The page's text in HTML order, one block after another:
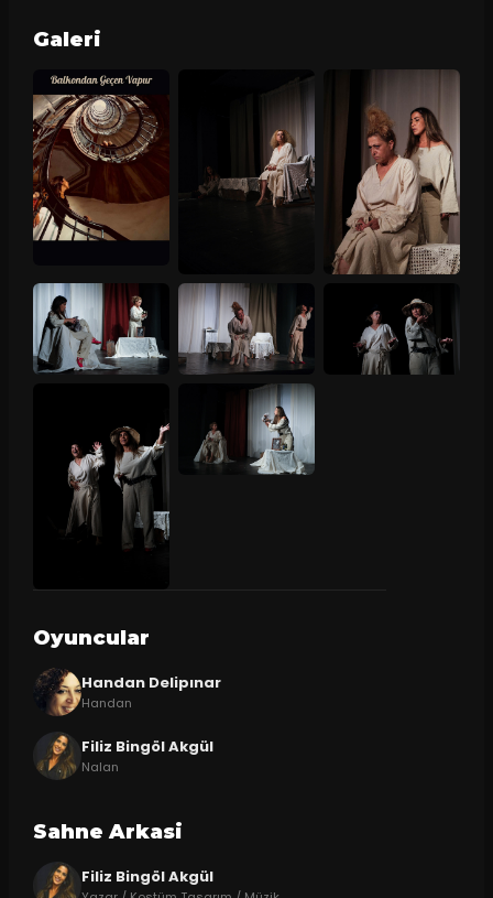
Galeri
Oyuncular
Handan Delipınar
Handan
Filiz Bingöl Akgül
Nalan
Sahne Arkasi
Filiz Bingöl Akgül